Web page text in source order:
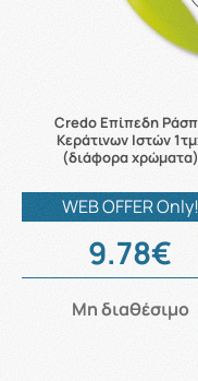
Credo Επίπεδη
Κεράτινων Ιστών
(διάφορα χρώματα)
WEB OFFER Only!
9.78€
Μη διαθέσιμο